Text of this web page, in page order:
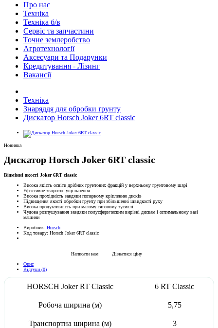
Про нас
Техніка
Техніка б/в
Сервіс та запчастини
Точне землеробство
Агротехнології
Аксесуари та Подарунки
Кредитування - Лізинг
Вакансії
Техніка
Знаряддя для обробки ґрунту
Дискатор Horsch Joker 6RT classic
Новинка
Дискатор Horsch Joker 6RT classic
Відмінні якості Joker 6RT classic
Висока якість освіти дрібних грунтових фракцій у верхньому грунтовому шарі
Ефективне зворотне ущільнення
Висока прохідність завдяки попарному кріпленню дисків
Підвищення якості обробки грунту при збільшенні швидкості руху
Висока продуктивність при малому тяговому зусиллі
Чудова розпушування завдяки полусферическим вирізні дискам і оптимальному вазі
машини
Виробник: Horsсh
Код товару: Horsch Joker 6RT classic
Написати нам
Дізнатися ціну
Опис
Відгуки (0)
HORSCH Joker RT Classic 6 RT Classic
Робоча ширина (м) 5,75
Транспортна ширина (м) 3